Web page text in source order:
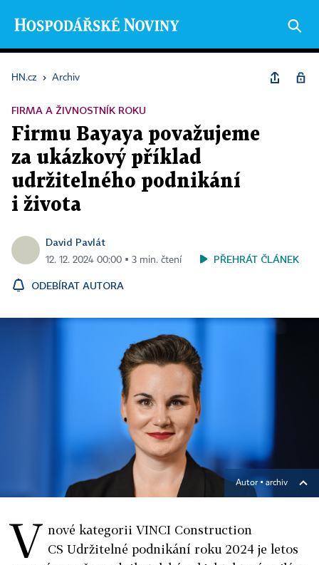
HN.cz › Archiv
FIRMA A ŽIVNOSTNÍK ROKU
Firmu Bayaya považujeme
za ukázkový příklad
udržitelného podnikání
i života
David Pavlát
12. 12. 2024 00:00 ▪ 3 min. čtení PŘEHRÁT ČLÁNEK
ODEBÍRAT AUTORA
Autor ▪ archiv
V nové kategorii VINCI Construction
CS Udržitelné podnikání roku 2024 je letos